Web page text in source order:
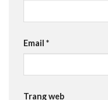
Email *
Trang web